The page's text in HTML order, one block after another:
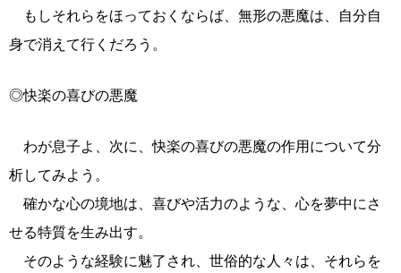
もしそれらをほっておくならば、無形の悪魔は、自分自
身で消えて行くだろう。
◎快楽の喜びの悪魔
わが息子よ、次に、快楽の喜びの悪魔の作用について分
析してみよう。
確かな心の境地は、喜びや活力のような、心を夢中にさ
せる特質を生み出す。
そのような経験に魅了され、世俗的な人々は、それらを